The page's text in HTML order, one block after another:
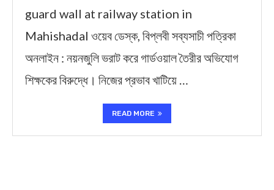
guard wall at railway station in
Mahishadal ওয়েব ডেস্ক, বিপ্লবী সব্যসাচী পত্রিকা
অনলাইন : নয়নজুলি ভরাট করে গার্ডওয়াল তৈরীর অভিযোগ
শিক্ষকের বিরুদ্ধে। নিজের প্রভাব খাটিয়ে …
READ MORE